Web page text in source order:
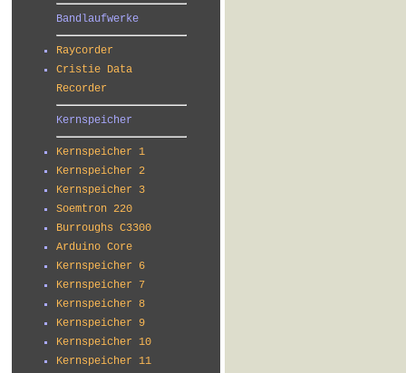
Bandlaufwerke
Raycorder
Cristie Data
Recorder
Kernspeicher
Kernspeicher 1
Kernspeicher 2
Kernspeicher 3
Soemtron 220
Burroughs C3300
Arduino Core
Kernspeicher 6
Kernspeicher 7
Kernspeicher 8
Kernspeicher 9
Kernspeicher 10
Kernspeicher 11